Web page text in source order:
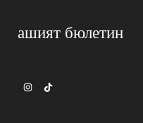
ашият бюлетин